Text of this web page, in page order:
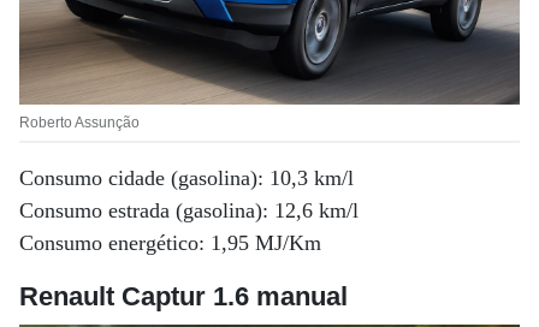
Roberto Assunção
Consumo cidade (gasolina): 10,3 km/l
Consumo estrada (gasolina): 12,6 km/l
Consumo energético: 1,95 MJ/Km
Renault Captur 1.6 manual